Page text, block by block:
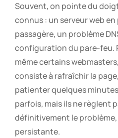
Souvent, on pointe du
connus : un serveur web
passagère, un problème
configuration du pare-feu.
même certains
consiste à rafraîchir la
patienter quelques
parfois, mais ils ne règlent
définitivement le
persistante.